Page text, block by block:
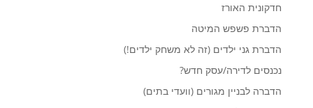
חדקונית האורז
הדברת פשפש המיטה
הדברת גני ילדים (זה לא משחק ילדים!)
נכנסים לדירה/עסק חדש?
הדברה לבניין מגורים (וועדי בתים)